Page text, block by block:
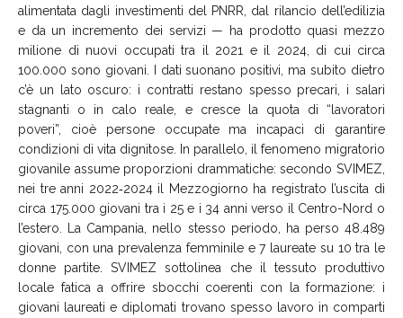
alimentata dagli investimenti del PNRR, dal rilancio dell’edilizia
e da un incremento dei servizi — ha prodotto quasi mezzo
milione di nuovi occupati tra il 2021 e il 2024, di cui circa
100.000 sono giovani. I dati suonano positivi, ma subito dietro
c’è un lato oscuro: i contratti restano spesso precari, i salari
stagnanti o in calo reale, e cresce la quota di “lavoratori
poveri”, cioè persone occupate ma incapaci di garantire
condizioni di vita dignitose. In parallelo, il fenomeno migratorio
giovanile assume proporzioni drammatiche: secondo SVIMEZ,
nei tre anni 2022‑2024 il Mezzogiorno ha registrato l’uscita di
circa 175.000 giovani tra i 25 e i 34 anni verso il Centro-Nord o
l’estero. La Campania, nello stesso periodo, ha perso 48.489
giovani, con una prevalenza femminile e 7 laureate su 10 tra le
donne partite. SVIMEZ sottolinea che il tessuto produttivo
locale fatica a offrire sbocchi coerenti con la formazione: i
giovani laureati e diplomati trovano spesso lavoro in comparti